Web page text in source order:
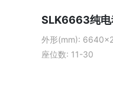
SLK6663纯电
外形(mm):
座位数: 11-30